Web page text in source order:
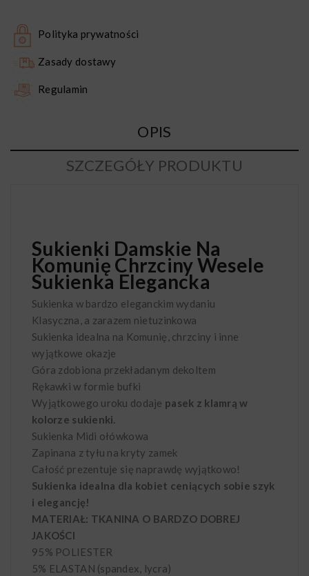
Polityka prywatności
Zasady dostawy
Regulamin
OPIS
SZCZEGÓŁY PRODUKTU
Sukienki Damskie Na
Komunię Chrzciny Wesele
Sukienka Elegancka
Sukienka w bardzo eleganckim wydaniu
Klasyczna, a zarazem nietuzinkowa
Sukienka idealna na Komunię, chrzciny i inne
wyjątkowe okazje
Góra zdobiona przekładanym dekoltem
Rękawki w formie bufki
Wyjątkowego uroku dodaje pasek z klamrą w
kolorze sukienki.
Sukienka Midi ołówkowa
Zapinana z tyłu na kryty zamek
Całość prezentuje się naprawdę wyjątkowo!
Sukienka idealna dla kobiet ceniących sobie szyk
i elegancję!
MATERIAŁ: TKANINA O BARDZO DOBREJ
JAKOŚCI
95% POLIESTER
5% ELASTAN (spandex, lycra)